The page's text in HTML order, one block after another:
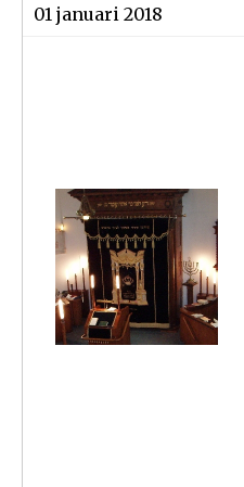
01 januari 2018